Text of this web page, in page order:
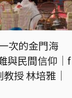
次的金門海
與民間信仰｜f
授 林培雅｜